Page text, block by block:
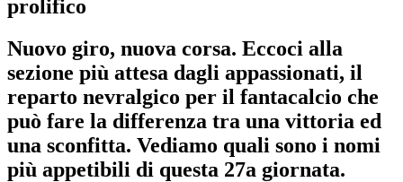
prolifico
Nuovo giro, nuova corsa. Eccoci alla
sezione più attesa dagli appassionati, il
reparto nevralgico per il fantacalcio che
può fare la differenza tra una vittoria ed
una sconfitta. Vediamo quali sono i nomi
più appetibili di questa 27a giornata.